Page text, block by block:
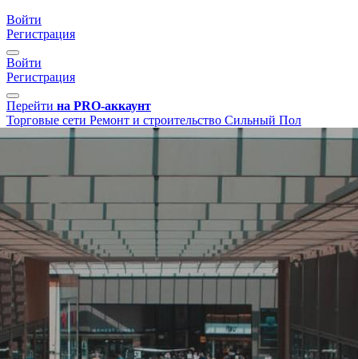
Войти
Регистрация
Войти
Регистрация
Перейти на PRO-аккаунт
Торговые сети Ремонт и строительство Сильный Пол